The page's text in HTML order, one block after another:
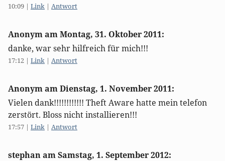
10:09 | Link | Antwort
Anonym amMontag, 31. Oktober 2011:
danke, war sehr hilfreich für mich!!!
17:12 | Link | Antwort
Anonym amDienstag, 1. November 2011:
Vielen dank!!!!!!!!!!!! Theft Aware hatte mein telefon
zerstört. Bloss nicht installieren!!!
17:57 | Link | Antwort
stephan amSamstag, 1. September 2012: